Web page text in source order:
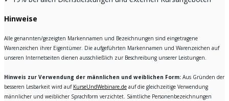
Hinweise
Alle genannten/gezeigten Markennamen und Bezeichnungen sind eingetragene
Warenzeichen ihrer Eigentümer. Die aufgeführten Markennamen und Warenzeichen auf
unseren Internetseiten dienen ausschließlich zur Beschreibung unserer Leistungen.
Hinweis zur Verwendung der männlichen und weiblichen Form: Aus Gründen der
besseren Lesbarkeit wird auf KurseUndWebinare.de auf die gleichzeitige Verwendung
männlicher und weiblicher Sprachform verzichtet. Sämtliche Personenbezeichnungen